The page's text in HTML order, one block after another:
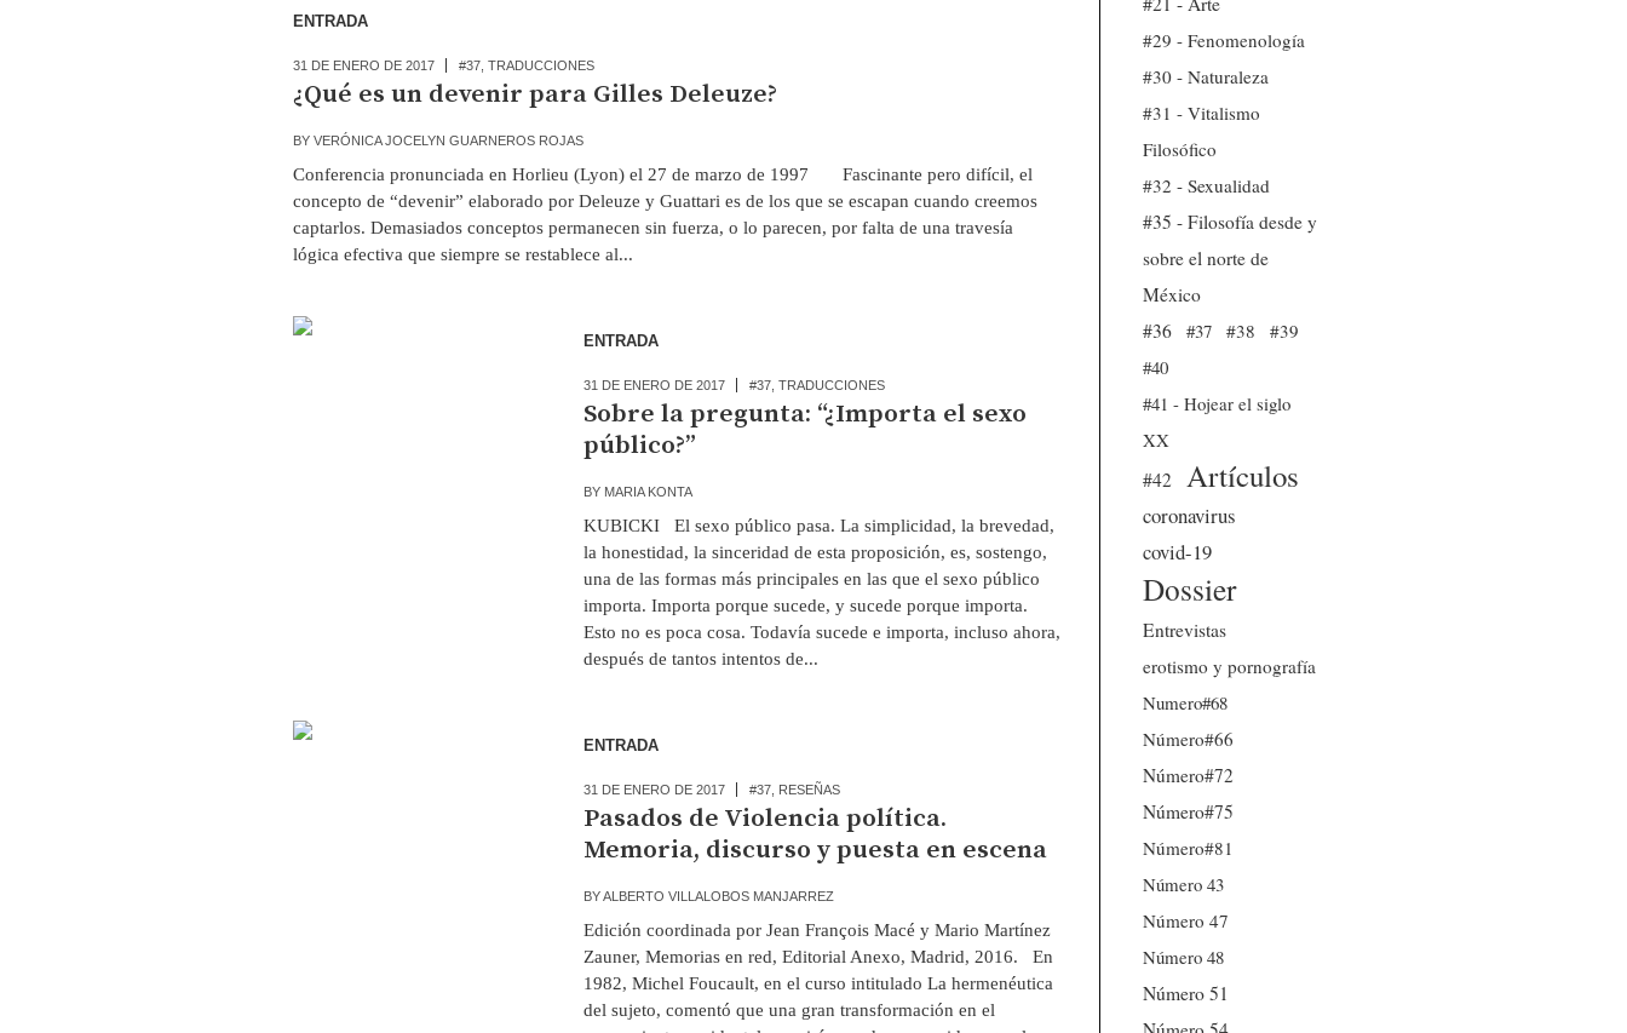
ENTRADA
31 DE ENERO DE 2017 #37 TRADUCCIONES
¿Qué es un devenir para Gilles Deleuze?
BY VERÓNICA JOCELYN GUARNEROS ROJAS
Conferencia pronunciada en Horlieu (Lyon) el 27 de marzo de 1997 Fascinante pero difícil, el
concepto de “devenir” elaborado por Deleuze y Guattari es de los que se escapan cuando creemos
captarlos. Demasiados conceptos permanecen sin fuerza, o lo parecen, por falta de una travesía
lógica efectiva que siempre se restablece al...
ENTRADA
31 DE ENERO DE 2017 #37, TRADUCCIONES
Sobre la pregunta: “¿Importa el sexo
público?”
BY MARIA KONTA
KUBICKI El sexo público pasa. La simplicidad, la brevedad,
la honestidad, la sinceridad de esta proposición, es, sostengo,
una de las formas más principales en las que el sexo público
importa. Importa porque sucede, y sucede porque importa.
Esto no es poca cosa. Todavía sucede e importa, incluso ahora,
después de tantos intentos de...
ENTRADA
31 DE ENERO DE 2017 #37, RESEÑAS
Pasados de Violencia política.
Memoria, discurso y puesta en escena
BYALBERTO VILLALOBOS MANJARREZ
Edición coordinada por Jean François Macé y Mario Martínez
Zauner, Memorias en red, Editorial Anexo, Madrid, 2016. En
1982, Michel Foucault, en el curso intitulado La hermenéutica
del sujeto, comentó que una gran transformación en el
#29 - Fenomenología
#30 - Naturaleza
#31 - Vitalismo
Filosófico
#32 - Sexualidad
#35 - Filosofía desde y
sobre el norte de
México
#36
#37 #38
#39
#40
#41 - Hojear el siglo
XX
#42
Artículos
coronavirus
covid-19
Dossier
Entrevistas
erotismo y pornografía
Numero#68
Número#66
Número#72
Número#75
Número#81
Número 43
Número 47
Número 48
Número 51